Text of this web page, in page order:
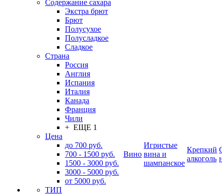
Содержание сахара
Экстра брют
Брют
Полусухое
Полусладкое
Сладкое
Страна
Россия
Англия
Испания
Италия
Канада
Франция
Чили
+ ЕЩЕ 1
Цена
до 700 руб.
700 - 1500 руб.
1500 - 3000 руб.
3000 - 5000 руб.
от 5000 руб.
ТИП
Вино
Игристые
вина и
шампанское
Крепкий
алкоголь